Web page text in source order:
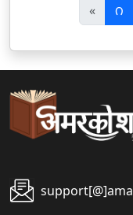
«पि
छ
ला
౧